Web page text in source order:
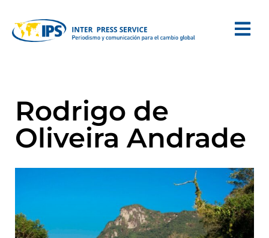
Rodrigo de
Oliveira Andrade